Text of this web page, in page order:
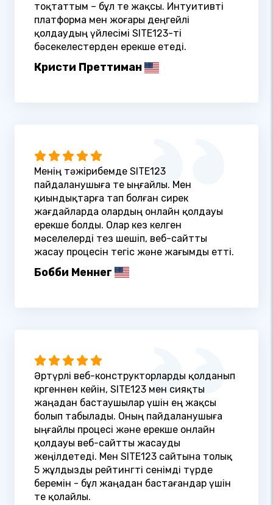
тоқтаттым – бұл өте жақсы. Интуитивті
платформа мен жоғары деңгейлі
қолдаудың үйлесімі SITE123-ті
бәсекелестерден ерекше етеді.
Кристи Преттиман
Менің тәжірибемде SITE123
пайдаланушыға өте ыңғайлы. Мен
қиындықтарға тап болған сирек
жағдайларда олардың онлайн қолдауы
ерекше болды. Олар кез келген
мәселелерді тез шешіп, веб-сайтты
жасау процесін тегіс және жағымды етті.
Бобби Меннег
Әртүрлі веб-конструкторларды қолданып
көргеннен кейін, SITE123 мен сияқты
жаңадан бастаушылар үшін ең жақсы
болып табылады. Оның пайдаланушыға
ыңғайлы процесі және ерекше онлайн
қолдауы веб-сайтты жасауды
жеңілдетеді. Мен SITE123 сайтына толық
5 жұлдызды рейтингті сенімді түрде
беремін - бұл жаңадан бастағандар үшін
өте қолайлы.